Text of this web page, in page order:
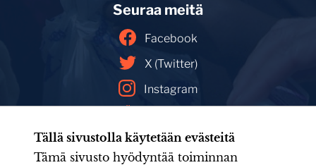
Tällä sivustolla käytetään evästeitä
Tämä sivusto hyödyntää toiminnan
Seuraa meitä
Facebook
X (Twitter)
Instagram
Facebookin mainoskirjasto